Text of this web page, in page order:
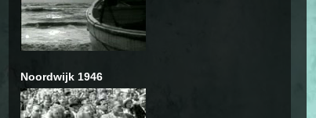
Noordwijk 1946